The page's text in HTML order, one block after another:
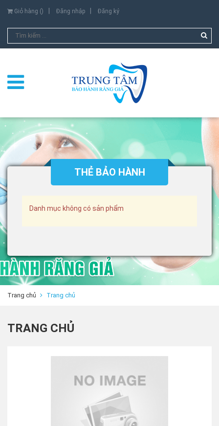
Giỏ hàng () Đăng nhập Đăng ký
THẺ BẢO HÀNH
Danh mục không có sản phẩm
Trang chủ Trang chủ
TRANG CHỦ